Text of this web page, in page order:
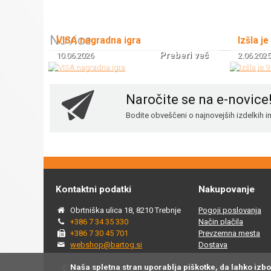
Novice
VISA nagradna igra
10.06.2026 Preberi več
Izšla
2.06.2025
Naročite se na e-novice!
Bodite obveščeni o najnovejših izdelkih
Kontaktni podatki
Obrtniška ulica 18, 8210 Trebnje
+386 7 34 35 330
+386 7 30 45 701
webshop@bartog.si
Nakupovanje
Pogoji poslovanja
Način plačila
Prevzemna mesta
Dostava
© 2015 - 2025 Spletna trgovina Bartog, v spletni trgovini
Naša spletna stran uporablja piškotke, da lahko